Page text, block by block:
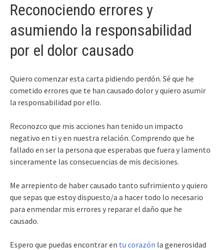
Reconociendo errores y
asumiendo la responsabilidad
por el dolor causado
Quiero comenzar esta carta pidiendo perdón. Sé que he
cometido errores que te han causado dolor y quiero asumir
la responsabilidad por ello.
Reconozco que mis acciones han tenido un impacto
negativo en ti y en nuestra relación. Comprendo que he
fallado en ser la persona que esperabas que fuera y lamento
sinceramente las consecuencias de mis decisiones.
Me arrepiento de haber causado tanto sufrimiento y quiero
que sepas que estoy dispuesto/a a hacer todo lo necesario
para enmendar mis errores y reparar el daño que he
causado.
Espero que puedas encontrar en tu corazón la generosidad